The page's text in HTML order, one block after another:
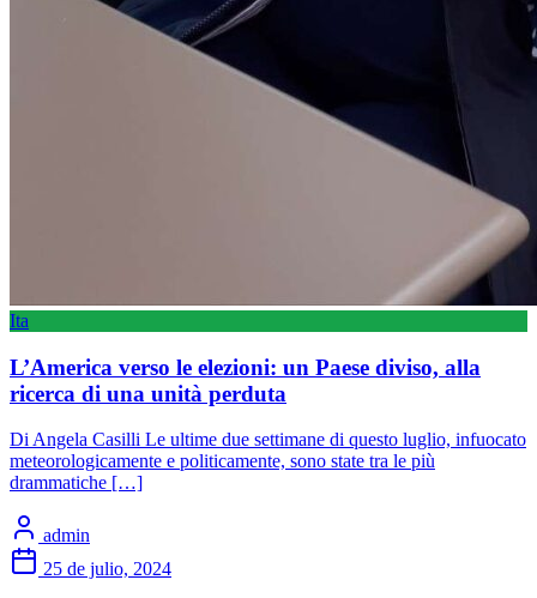
Ita
L’America verso le elezioni: un Paese diviso, alla
ricerca di una unità perduta
Di Angela Casilli Le ultime due settimane di questo luglio, infuocato
meteorologicamente e politicamente, sono state tra le più
drammatiche […]
admin
25 de julio, 2024